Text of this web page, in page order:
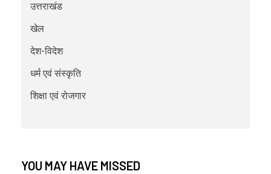
उत्तराखंड
खेल
देश-विदेश
धर्म एवं संस्कृति
शिक्षा एवं रोजगार
YOU MAY HAVE MISSED